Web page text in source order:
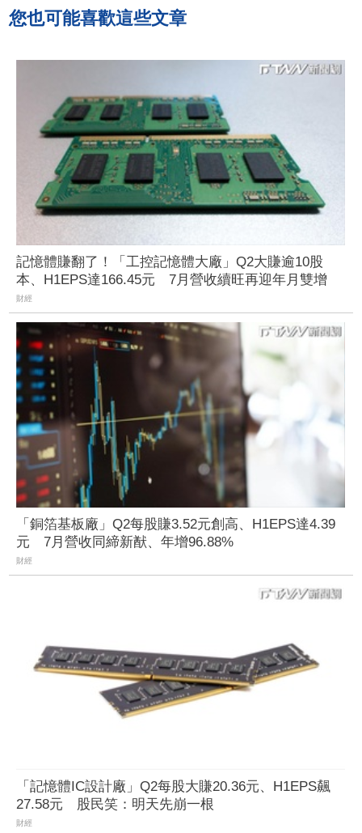
您也可能喜歡這些文章
記憶體賺翻了！「工控記憶體大廠」Q2大賺逾10股
本、H1EPS達166.45元 7月營收續旺再迎年月雙增
財經
「銅箔基板廠」Q2每股賺3.52元創高、H1EPS達4.39
元 7月營收同締新猷、年增96.88%
財經
「記憶體IC設計廠」Q2每股大賺20.36元、H1EPS飆
27.58元 股民笑：明天先崩一根
財經